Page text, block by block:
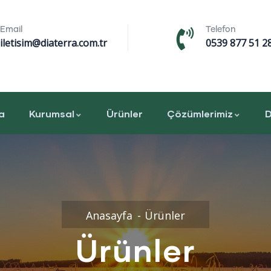
Email
iletisim@diaterra.com.tr
Telefon
0539 877 51
Kurumsal Ürünler Çözümlerimiz
Anasayfa Ürünler
Ürünler